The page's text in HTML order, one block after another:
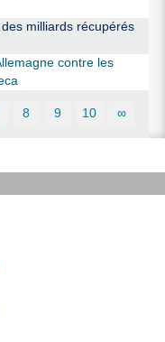
milliards récupérés
contre les
8 9 10 ∞